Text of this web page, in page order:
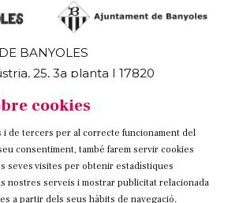
BANYOLES
25, 3a planta | 17820
57 00 50
Legal Ús de Cookies Contacteu
Link a instagram
Link a twitter
Link a facebook
cookies
i de tercers per al correcte funcionament del
consentiment, també farem servir cookies
seves visites per obtenir estadístiques
nostres serveis i mostrar publicitat relacionada
a partir dels seus hàbits de navegació.